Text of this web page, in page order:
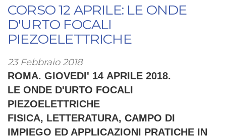
Aprile
2018:
LE
ONDE
D'URTO
FOCALI
PIEZOELETTRICHE
CORSO 12 APRILE: LE ONDE
D'URTO FOCALI
PIEZOELETTRICHE
23 Febbraio 2018
ROMA. GIOVEDI' 14 APRILE 2018.
LE ONDE D'URTO FOCALI
PIEZOELETTRICHE
FISICA, LETTERATURA, CAMPO DI
IMPIEGO ED APPLICAZIONI PRATICHE IN